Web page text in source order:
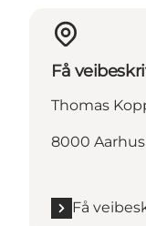
Få
Thomas
8000 Aarhus
Få